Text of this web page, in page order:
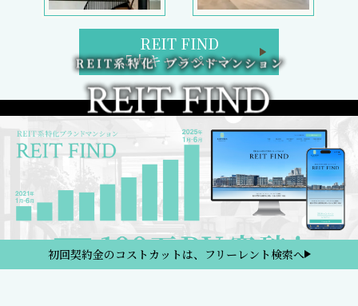
REIT FIND
5大キャンペーン
初回契約金のコストカットは、フリーレント検索へ